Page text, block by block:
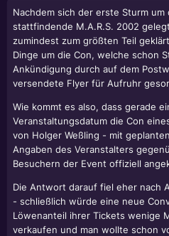
Nachdem sich der erste Sturm um
stattfindende M.A.R.S. 2002
zumindest zum größten Teil
Dinge um die Con, welche schon
Ankündigung durch auf dem
versendete Flyer für Aufruhr
Wie kommt es also, dass gerade
Veranstaltungsdatum die Con
von Holger Weßling - mit
Angaben des Veranstalters
Besuchern der Event offiziell
Die Antwort darauf fiel eher nach
- schließlich würde eine neue
Löwenanteil ihrer Tickets wenige
verkaufen und man wollte schon